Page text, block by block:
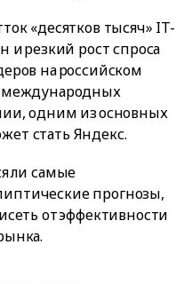
«десятков тысяч» IT-
и резкий рост спроса
на российском
международных
одним из основных
стать Яндекс.
ли самые
прогнозы,
от эффективности